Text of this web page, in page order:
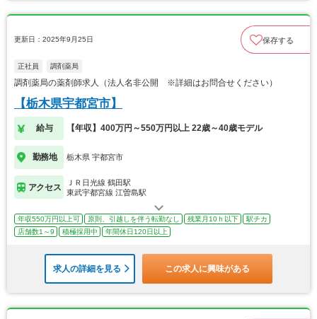
更新日：2025年9月25日 保存する
正社員 調剤薬局
調剤薬局の薬剤師求人（法人名非公開 ※詳細はお問合せください）
【栃木県宇都宮市】
給与 【年収】400万円～550万円以上 22歳～40歳モデル
勤務地 栃木県 宇都宮市
アクセス
ＪＲ日光線 鶴田駅
東武宇都宮線 江曽島駅
年収550万円以上可 原則、引越しを伴う転勤なし 残業月10ｈ以下
駅チカ
店舗数1～9
積極採用中 年間休日120日以上
求人の詳細を見る この求人に興味がある